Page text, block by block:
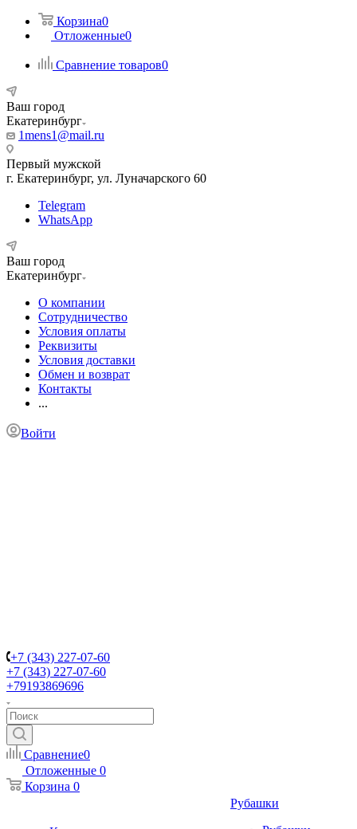
Корзина0
Отложенные0
Сравнение товаров0
Ваш город
Екатеринбург
1mens1@mail.ru
Первый мужской
г. Екатеринбург, ул. Луначарского 60
Telegram
WhatsApp
Ваш город
Екатеринбург
О компании
Сотрудничество
Условия оплаты
Реквизиты
Условия доставки
Обмен и возврат
Контакты
...
Войти
+7 (343) 227-07-60
+7 (343) 227-07-60
+79193869696
Сравнение0
Отложенные 0
Корзина 0
Рубашки